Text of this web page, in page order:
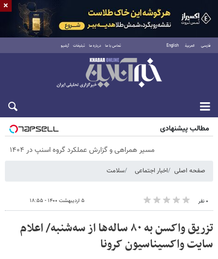
فارسی العربية English تماس با ما درباره ما تبلیغات آرشیو
شنبه ۱۷ مرداد ۱۴۰۵
مطالب پیشنهادی
مسیر همراهی و گزارش عملکرد گروه اسنپ در ۱۴۰۴
صفحه اصلی اخبار اجتماعی سلامت
۰ نفر ۵ اردیبهشت ۱۴۰۰ - ۱۸:۵۵
تزریق واکسن به ۸۰ ساله‌ها از سه‌شنبه/ اعلام
سایت واکسیناسیون کرونا
×